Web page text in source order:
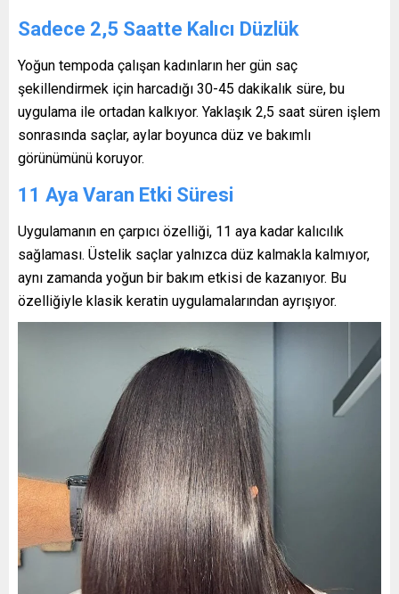
Sadece 2,5 Saatte Kalıcı Düzlük
Yoğun tempoda çalışan kadınların her gün saç
şekillendirmek için harcadığı 30-45 dakikalık süre, bu
uygulama ile ortadan kalkıyor. Yaklaşık 2,5 saat süren işlem
sonrasında saçlar, aylar boyunca düz ve bakımlı
görünümünü koruyor.
11 Aya Varan Etki Süresi
Uygulamanın en çarpıcı özelliği, 11 aya kadar kalıcılık
sağlaması. Üstelik saçlar yalnızca düz kalmakla kalmıyor,
aynı zamanda yoğun bir bakım etkisi de kazanıyor. Bu
özelliğiyle klasik keratin uygulamalarından ayrışıyor.